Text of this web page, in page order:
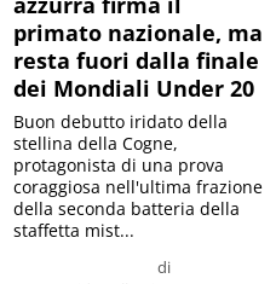
primato nazionale, ma
resta fuori dalla finale
dei Mondiali Under 20
di
Buon debutto iridato della
stellina della Cogne,
protagonista di una prova
coraggiosa nell'ultima frazione
della seconda batteria della
staffetta mist...